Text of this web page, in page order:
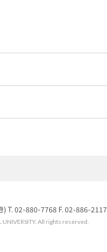
) T. 02-880-7768 F. 02-886-2117
All rights reserved.